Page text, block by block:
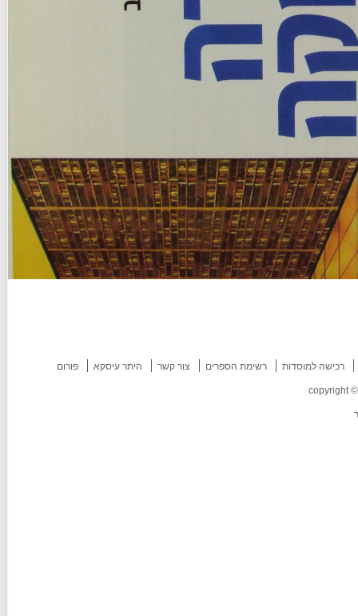
רכישה למוסדות רשימת הספרים צור קשר היתר עיסקא פורום